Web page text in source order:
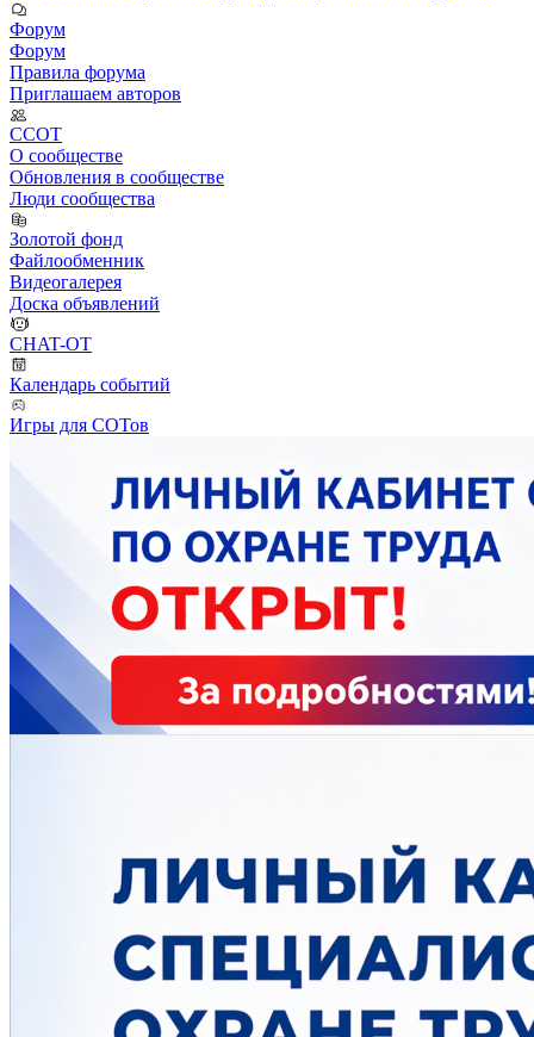
Форум
Форум
Правила форума
Приглашаем авторов
ССОТ
О сообществе
Обновления в сообществе
Люди сообщества
Золотой фонд
Файлообменник
Видеогалерея
Доска объявлений
CHAT-OT
Календарь событий
Игры для СОТов